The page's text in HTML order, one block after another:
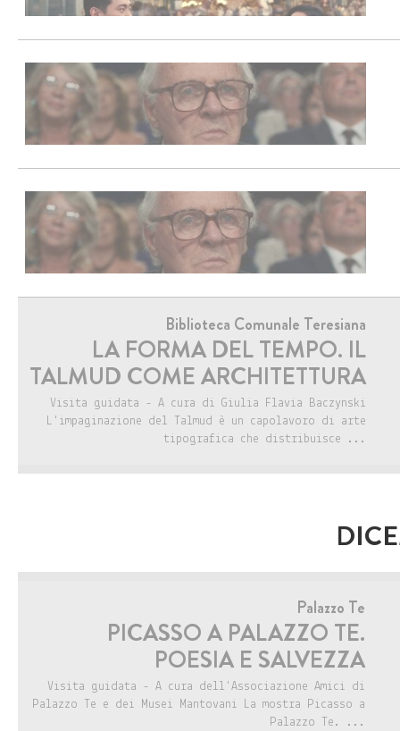
Biblioteca Comunale Teresiana
LA FORMA DEL TEMPO. IL
TALMUD COME ARCHITETTURA
Visita guidata - A cura di Giulia Flavia Baczynski
L'impaginazione del Talmud è un capolavoro di arte
tipografica che distribuisce ...
Palazzo Te
PICASSO A PALAZZO TE.
POESIA E SALVEZZA
Visita guidata - A cura dell'Associazione Amici di
Palazzo Te e dei Musei Mantovani La mostra Picasso a
Palazzo Te. ...